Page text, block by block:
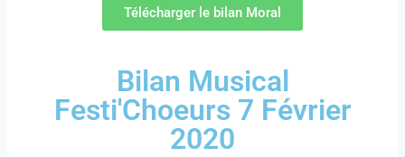
Télécharger le bilan Moral
Bilan Musical
Festi'Choeurs 7 Février
2020